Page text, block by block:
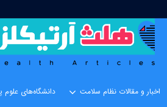
اخبار و مقالات نظام سلامت دانشگاه‌های علوم